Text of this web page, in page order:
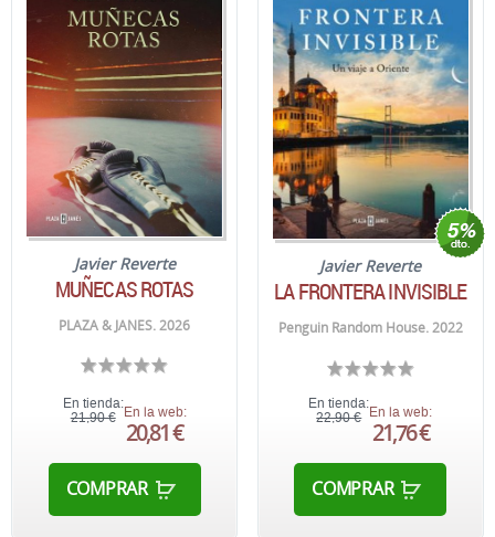
Javier Reverte
MUÑECAS ROTAS
PLAZA & JANES. 2026
En tienda:
21,90 € En la web:
20,81 €
COMPRAR
Javier Reverte
LA FRONTERA INVISIBLE
Penguin Random House. 2022
En tienda:
22,90 €
En la web:
21,76 €
COMPRAR